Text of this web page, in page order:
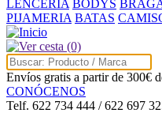
LENCERIA BODYS
PIJAMERIA BATAS
(0)
Envíos gratis a partir de 300€
CONÓCENOS
Telf. 622 734 444 / 622 697